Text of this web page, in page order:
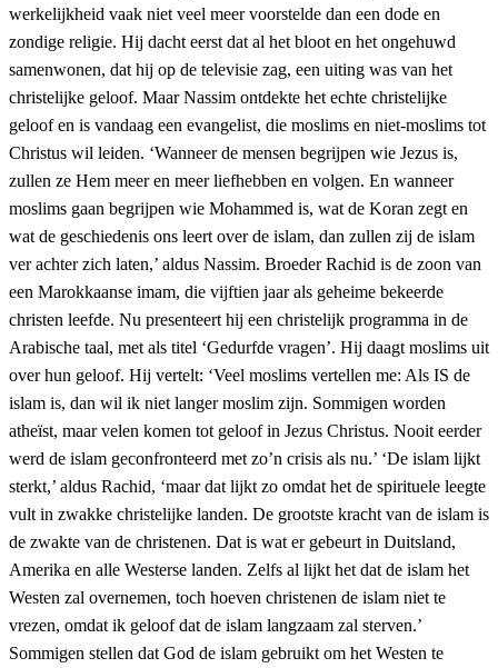
werkelijkheid vaak niet veel meer voorstelde dan een dode en
zondige religie. Hij dacht eerst dat al het bloot en het ongehuwd
samenwonen, dat hij op de televisie zag, een uiting was van het
christelijke geloof. Maar Nassim ontdekte het echte christelijke
geloof en is vandaag een evangelist, die moslims en niet-moslims tot
Christus wil leiden. ‘Wanneer de mensen begrijpen wie Jezus is,
zullen ze Hem meer en meer liefhebben en volgen. En wanneer
moslims gaan begrijpen wie Mohammed is, wat de Koran zegt en
wat de geschiedenis ons leert over de islam, dan zullen zij de islam
ver achter zich laten,’ aldus Nassim. Broeder Rachid is de zoon van
een Marokkaanse imam, die vijftien jaar als geheime bekeerde
christen leefde. Nu presenteert hij een christelijk programma in de
Arabische taal, met als titel ‘Gedurfde vragen’. Hij daagt moslims uit
over hun geloof. Hij vertelt: ‘Veel moslims vertellen me: Als IS de
islam is, dan wil ik niet langer moslim zijn. Sommigen worden
atheïst, maar velen komen tot geloof in Jezus Christus. Nooit eerder
werd de islam geconfronteerd met zo’n crisis als nu.’ ‘De islam lijkt
sterkt,’ aldus Rachid, ‘maar dat lijkt zo omdat het de spirituele leegte
vult in zwakke christelijke landen. De grootste kracht van de islam is
de zwakte van de christenen. Dat is wat er gebeurt in Duitsland,
Amerika en alle Westerse landen. Zelfs al lijkt het dat de islam het
Westen zal overnemen, toch hoeven christenen de islam niet te
vrezen, omdat ik geloof dat de islam langzaam zal sterven.’
Sommigen stellen dat God de islam gebruikt om het Westen te